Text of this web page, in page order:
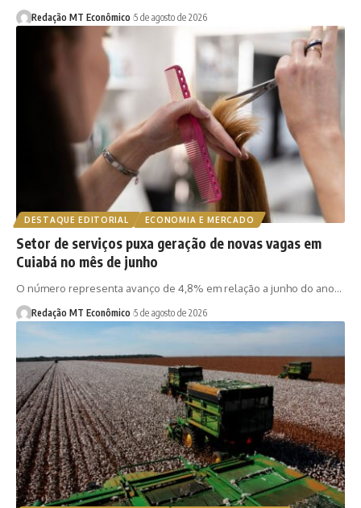
Redação MT Econômico 5 de agosto de 2026
DESTAQUE EDITORIAL ECONOMIA E MERCADO
Setor de serviços puxa geração de novas vagas em
Cuiabá no mês de junho
O número representa avanço de 4,8% em relação a junho do ano…
Redação MT Econômico 5 de agosto de 2026